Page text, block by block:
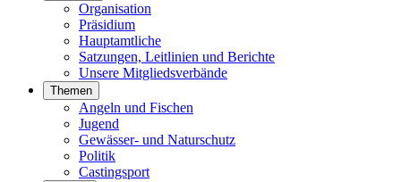
Organisation
Präsidium
Hauptamtliche
Satzungen, Leitlinien und Berichte
Unsere Mitgliedsverbände
Themen
Angeln und Fischen
Jugend
Gewässer- und Naturschutz
Politik
Castingsport